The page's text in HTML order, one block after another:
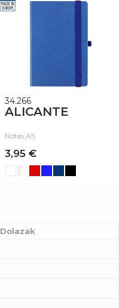
34.266
ALICANTE
Notes A5
3,95 €
Dolazak